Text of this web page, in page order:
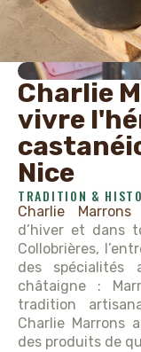
Charlie
vivre
Nice
TRADITION &
Charlie Marrons
d’hiver et dans
Collobrières,
des spécialités
châtaigne :
tradition
Charlie Marrons
des produits de